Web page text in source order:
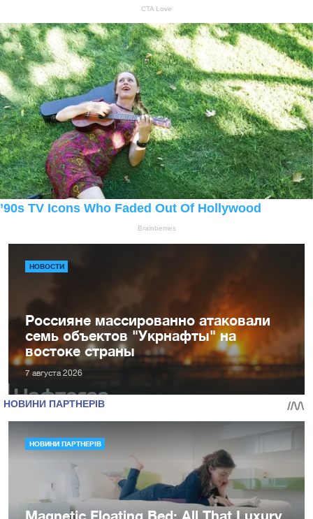
НОВОСТИ
Россияне массированно атаковали
семь объектов "Укрнафты" на
востоке страны
7 августа 2026